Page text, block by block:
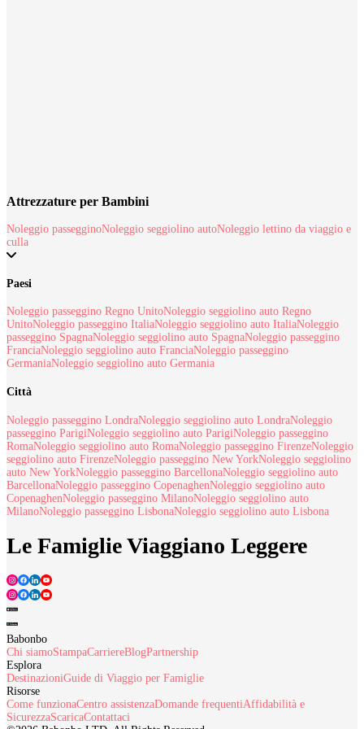
Attrezzature per Bambini
Noleggio passegginoNoleggio seggiolino autoNoleggio lettino da viaggio e
culla
Paesi
Noleggio passeggino Regno UnitoNoleggio seggiolino auto Regno
UnitoNoleggio passeggino ItaliaNoleggio seggiolino auto ItaliaNoleggio
passeggino SpagnaNoleggio seggiolino auto SpagnaNoleggio passeggino
FranciaNoleggio seggiolino auto FranciaNoleggio passeggino
GermaniaNoleggio seggiolino auto Germania
Città
Noleggio passeggino LondraNoleggio seggiolino auto LondraNoleggio
passeggino ParigiNoleggio seggiolino auto ParigiNoleggio passeggino
RomaNoleggio seggiolino auto RomaNoleggio passeggino FirenzeNoleggio
seggiolino auto FirenzeNoleggio passeggino New YorkNoleggio seggiolino
auto New YorkNoleggio passeggino BarcellonaNoleggio seggiolino auto
BarcellonaNoleggio passeggino CopenaghenNoleggio seggiolino auto
CopenaghenNoleggio passeggino MilanoNoleggio seggiolino auto
MilanoNoleggio passeggino LisbonaNoleggio seggiolino auto Lisbona
Le Famiglie Viaggiano Leggere
Babonbo
Chi siamoStampaCarriereBlogPartnership
Esplora
DestinazioniGuide di Viaggio per Famiglie
Risorse
Come funzionaCentro assistenzaDomande frequentiAffidabilità e
SicurezzaScaricaContattaci